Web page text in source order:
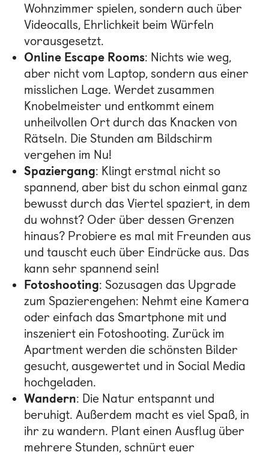
Wohnzimmer spielen, sondern auch über
Videocalls, Ehrlichkeit beim Würfeln
vorausgesetzt.
Online Escape Rooms: Nichts wie weg,
aber nicht vom Laptop, sondern aus einer
misslichen Lage. Werdet zusammen
Knobelmeister und entkommt einem
unheilvollen Ort durch das Knacken von
Rätseln. Die Stunden am Bildschirm
vergehen im Nu!
Spaziergang: Klingt erstmal nicht so
spannend, aber bist du schon einmal ganz
bewusst durch das Viertel spaziert, in dem
du wohnst? Oder über dessen Grenzen
hinaus? Probiere es mal mit Freunden aus
und tauscht euch über Eindrücke aus. Das
kann sehr spannend sein!
Fotoshooting: Sozusagen das Upgrade
zum Spazierengehen: Nehmt eine Kamera
oder einfach das Smartphone mit und
inszeniert ein Fotoshooting. Zurück im
Apartment werden die schönsten Bilder
gesucht, ausgewertet und in Social Media
hochgeladen.
Wandern: Die Natur entspannt und
beruhigt. Außerdem macht es viel Spaß, in
ihr zu wandern. Plant einen Ausflug über
mehrere Stunden, schnürt euer